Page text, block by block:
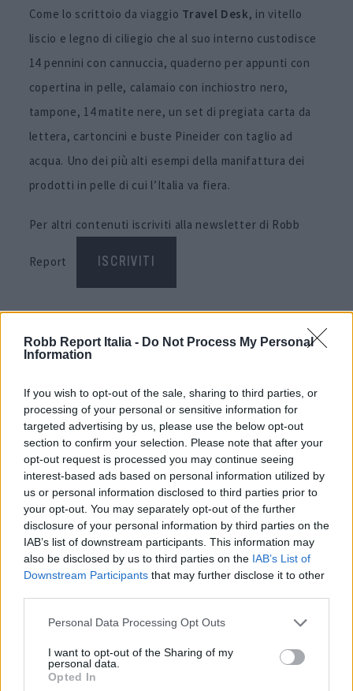
Robb Report Italia - Do Not Process My Personal
Information
If you wish to opt-out of the sale, sharing to third parties, or
processing of your personal or sensitive information for
targeted advertising by us, please use the below opt-out
section to confirm your selection. Please note that after your
opt-out request is processed you may continue seeing
interest-based ads based on personal information utilized by
us or personal information disclosed to third parties prior to
your opt-out. You may separately opt-out of the further
disclosure of your personal information by third parties on the
IAB’s list of downstream participants. This information may
also be disclosed by us to third parties on the IAB’s List of
Downstream Participants that may further disclose it to other
Personal Data Processing Opt Outs
I want to opt-out of the Sharing of my
personal data.
Opted In
Come lo scrittoio da viaggio Travel Desk, in vitello
liscio e legno di ciliegio che al suo interno custodisce
14 pennini con cannuccia, quaderno per appunti con
copertina in pelle, calamaio con inchiostro nero,
tampone, 14 matite nere, un set di pregiata carta da
lettera, cartoncini e buste Pineider con taglio ad
acqua. Uno dei più alti esempi della manifattura dei
prodotti in pelle di cui l’Italia va fiera.
Per altri contenuti iscriviti alla newsletter di Robb
Report ISCRIVITI
Share
RELATED POSTS